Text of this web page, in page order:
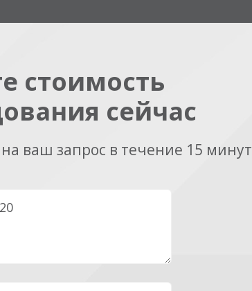
стоимость
сейчас
ваш запрос в течение 15 минут